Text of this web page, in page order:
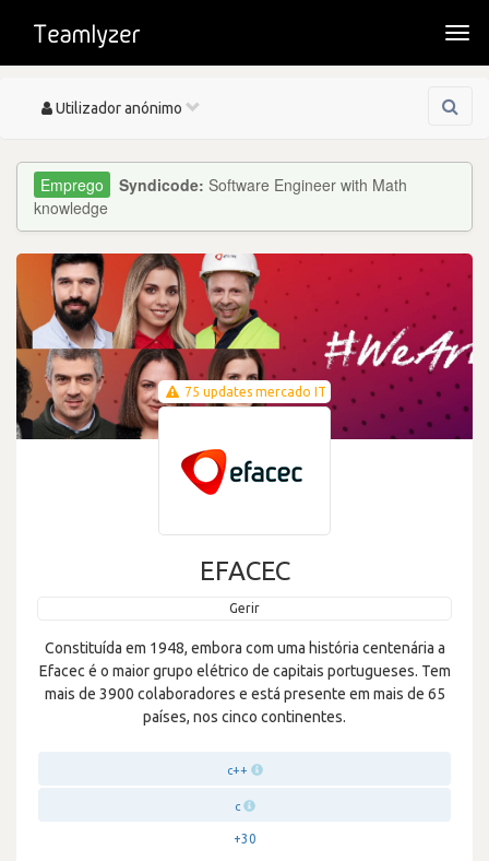
Toggle
Utilizador anónimo
Syndicode: Software Engineer with Math
knowledge
75 updates mercado IT
EFACEC
Gerir
Constituída em 1948, embora com uma história centenária a
Efacec é o maior grupo elétrico de capitais portugueses. Tem
mais de 3900 colaboradores e está presente em mais de 65
países, nos cinco continentes.
c++
c
+30